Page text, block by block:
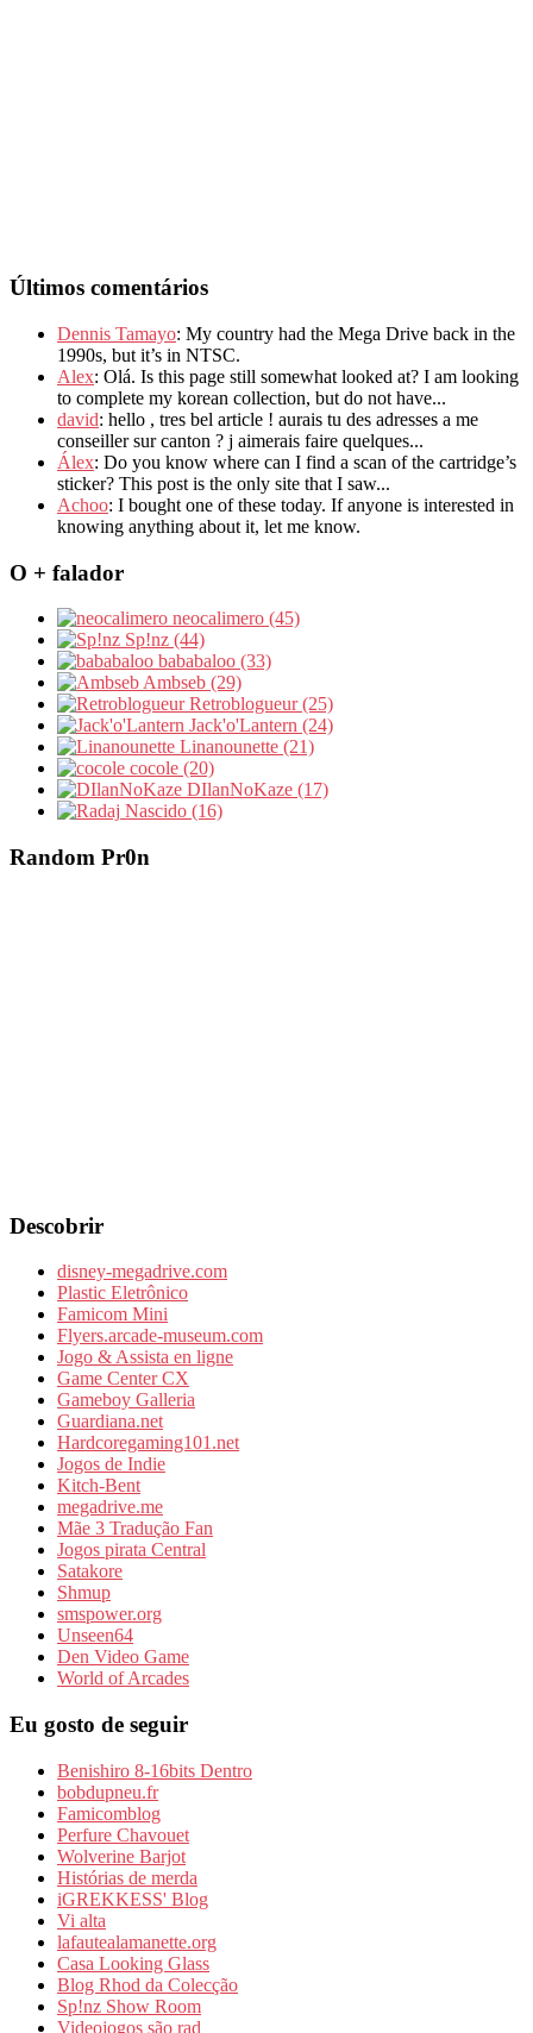
Últimos comentários
Dennis Tamayo: My country had the Mega Drive back in the
1990s, but it’s in NTSC.
Alex: Olá. Is this page still somewhat looked at? I am looking
to complete my korean collection, but do not have...
david: hello , tres bel article ! aurais tu des adresses a me
conseiller sur canton ? j aimerais faire quelques...
Álex: Do you know where can I find a scan of the cartridge’s
sticker? This post is the only site that I saw...
Achoo: I bought one of these today. If anyone is interested in
knowing anything about it, let me know.
O + falador
neocalimero (45)
Sp!nz (44)
bababaloo (33)
Ambseb (29)
Retroblogueur (25)
Jack'o'Lantern (24)
Linanounette (21)
cocole (20)
DIlanNoKaze (17)
Nascido (16)
Random Pr0n
Descobrir
disney-megadrive.com
Plastic Eletrônico
Famicom Mini
Flyers.arcade-museum.com
Jogo & Assista en ligne
Game Center CX
Gameboy Galleria
Guardiana.net
Hardcoregaming101.net
Jogos de Indie
Kitch-Bent
megadrive.me
Mãe 3 Tradução Fan
Jogos pirata Central
Satakore
Shmup
smspower.org
Unseen64
Den Video Game
World of Arcades
Eu gosto de seguir
Benishiro 8-16bits Dentro
bobdupneu.fr
Famicomblog
Perfure Chavouet
Wolverine Barjot
Histórias de merda
iGREKKESS' Blog
Vi alta
lafautealamanette.org
Casa Looking Glass
Blog Rhod da Colecção
Sp!nz Show Room
Videojogos são rad